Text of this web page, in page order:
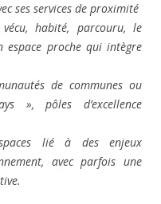
ses services de proximité
habité, parcouru, le
espace proche qui intègre
de communes ou
», pôles d’excellence
lié à des enjeux
avec parfois une